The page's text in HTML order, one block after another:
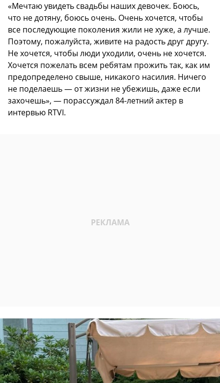
«Мечтаю увидеть свадьбы наших девочек. Боюсь,
что не дотяну, боюсь очень. Очень хочется, чтобы
все последующие поколения жили не хуже, а лучше.
Поэтому, пожалуйста, живите на радость друг другу.
Не хочется, чтобы люди уходили, очень не хочется.
Хочется пожелать всем ребятам прожить так, как им
предопределено свыше, никакого насилия. Ничего
не поделаешь — от жизни не убежишь, даже если
захочешь», — порассуждал 84-летний актер в
интервью RTVI.